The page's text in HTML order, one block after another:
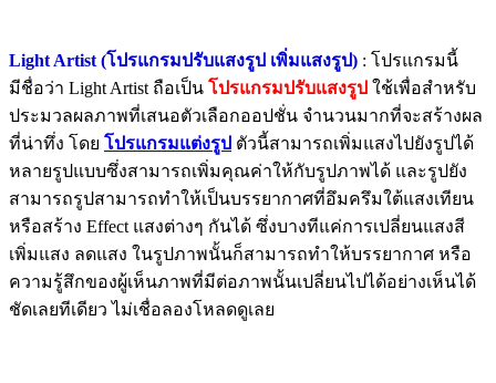
Light Artist (โปรแกรมปรับแสงรูป เพิ่มแสงรูป) : โปรแกรมนี้
มีชื่อว่า Light Artist ถือเป็น โปรแกรมปรับแสงรูป ใช้เพื่อสำหรับ
ประมวลผลภาพที่เสนอตัวเลือกออปชั่น จำนวนมากที่จะสร้างผล
ที่น่าทึ่ง โดย โปรแกรมแต่งรูป ตัวนี้สามารถเพิ่มแสงไปยังรูปได้
หลายรูปแบบซึ่งสามารถเพิ่มคุณค่าให้กับรูปภาพได้ และรูปยัง
สามารถรูปสามารถทำให้เป็นบรรยากาศที่อึมครึมใต้แสงเทียน
หรือสร้าง Effect แสงต่างๆ กันได้ ซึ่งบางทีแค่การเปลี่ยนแสงสี
เพิ่มแสง ลดแสง ในรูปภาพนั้นก็สามารถทำให้บรรยากาศ หรือ
ความรู้สึกของผู้เห็นภาพที่มีต่อภาพนั้นเปลี่ยนไปได้อย่างเห็นได้
ชัดเลยทีเดียว ไม่เชื่อลองโหลดดูเลย